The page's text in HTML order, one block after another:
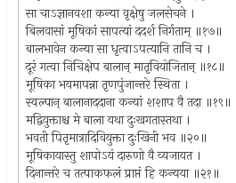
सा चाऽज्ञानवशा कन्या वृक्षेषु जलसेचने ।
बिलवासां मूषिकां सापत्यां ददर्श निर्गताम् ॥१७॥
बालभावेन कन्या सा धृत्वाऽपत्यानि तानि च ।
दूरं गत्वा निचिक्षेप बालान् मातृवियोजितान् ॥१८॥
मूषिका भयमापन्ना तृणपुंजान्तरे स्थिता ।
स्वल्पान् बालानाददाना कन्यां शशाप वै तदा ॥१९॥
मद्वियुक्ताश्च मे बाला यथा दुःखगतास्तथा ।
भवती पितृमात्रादिवियुक्ता दुःखिनी भव ॥२०॥
मूषिकायास्तु शापोऽयं दारुणो वै व्यजायत ।
दिनान्तरे च तत्पाकफलं प्राप्तं हि कन्यया ॥२१॥